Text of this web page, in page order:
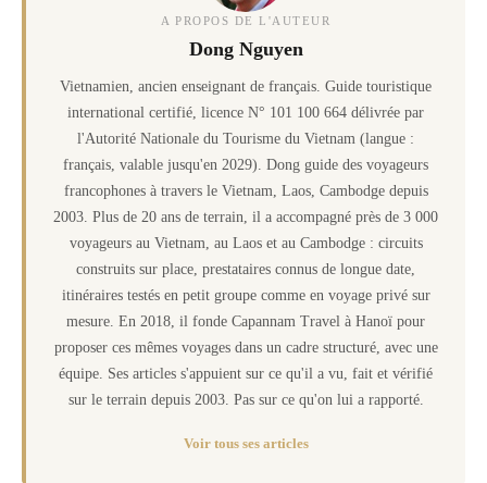
A PROPOS DE L'AUTEUR
Dong Nguyen
Vietnamien, ancien enseignant de français. Guide touristique
international certifié, licence N° 101 100 664 délivrée par
l'Autorité Nationale du Tourisme du Vietnam (langue :
français, valable jusqu'en 2029). Dong guide des voyageurs
francophones à travers le Vietnam, Laos, Cambodge depuis
2003. Plus de 20 ans de terrain, il a accompagné près de 3 000
voyageurs au Vietnam, au Laos et au Cambodge : circuits
construits sur place, prestataires connus de longue date,
itinéraires testés en petit groupe comme en voyage privé sur
mesure. En 2018, il fonde Capannam Travel à Hanoï pour
proposer ces mêmes voyages dans un cadre structuré, avec une
équipe. Ses articles s'appuient sur ce qu'il a vu, fait et vérifié
sur le terrain depuis 2003. Pas sur ce qu'on lui a rapporté.
Voir tous ses articles